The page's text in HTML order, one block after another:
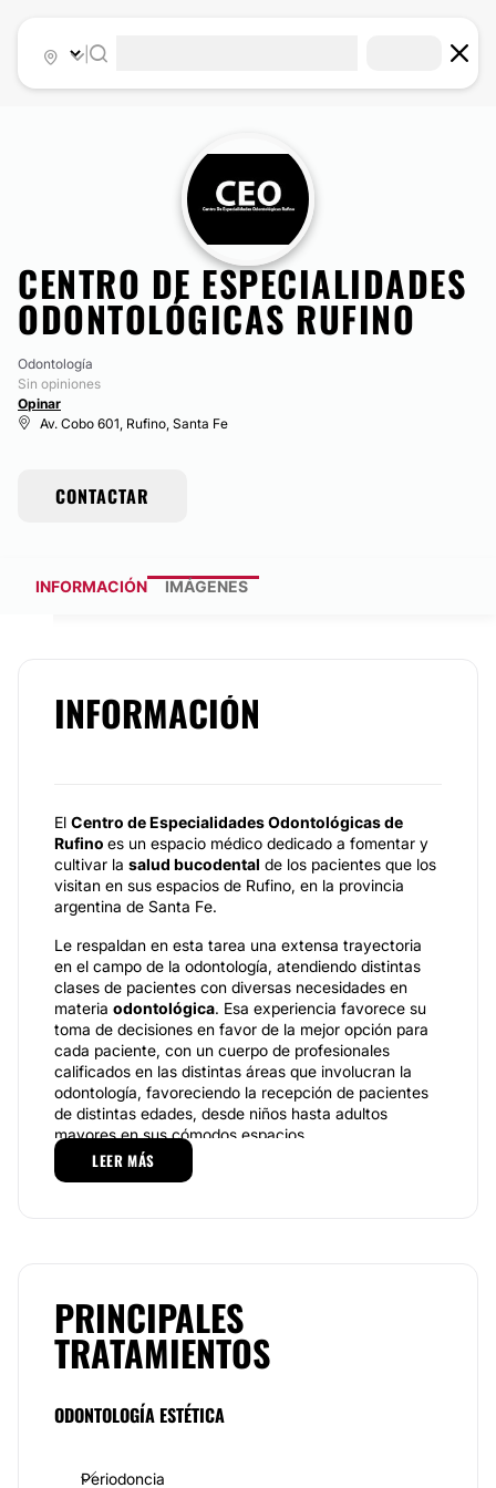
CENTRO DE ESPECIALIDADES
ODONTOLÓGICAS RUFINO
Odontología
Sin opiniones
Opinar
Av. Cobo 601, Rufino, Santa Fe
CONTACTAR
INFORMACIÓN IMÁGENES
INFORMACIÓN
El Centro de Especialidades Odontológicas de
Rufino es un espacio médico dedicado a fomentar y
cultivar la salud bucodental de los pacientes que los
visitan en sus espacios de Rufino, en la provincia
argentina de Santa Fe.
Le respaldan en esta tarea una extensa trayectoria
en el campo de la odontología, atendiendo distintas
clases de pacientes con diversas necesidades en
materia odontológica. Esa experiencia favorece su
toma de decisiones en favor de la mejor opción para
cada paciente, con un cuerpo de profesionales
calificados en las distintas áreas que involucran la
odontología, favoreciendo la recepción de pacientes
de distintas edades, desde niños hasta adultos
mayores en sus cómodos espacios.
Sus espacios son reconocidos como cálidos,
Su cuerpo de especialistas se sirve de tecnología de
última generación para ofrecer desde el
especializados en larehabilitación oral y los
distintos campos.
LEER MÁS
PRINCIPALES
TRATAMIENTOS
ODONTOLOGÍA ESTÉTICA
Periodoncia